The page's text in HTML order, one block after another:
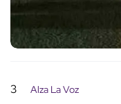
3 Alza La Voz